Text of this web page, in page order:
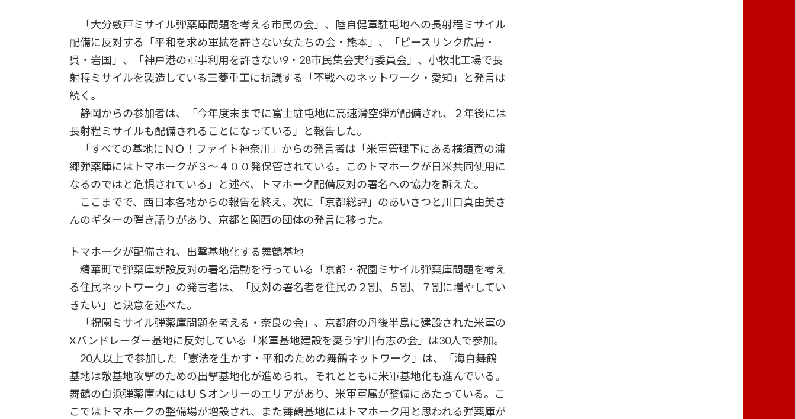
「大分敷戸ミサイル弾薬庫問題を考える市民の会」、陸自健軍駐屯地への長射程ミサイル
配備に反対する「平和を求め軍拡を許さない女たちの会・熊本」、「ピースリンク広島・
呉・岩国」、「神戸港の軍事利用を許さない9・28市民集会実行委員会」、小牧北工場で長
射程ミサイルを製造している三菱重工に抗議する「不戦へのネットワーク・愛知」と発言は
続く。
静岡からの参加者は、「今年度末までに富士駐屯地に高速滑空弾が配備され、２年後には
長射程ミサイルも配備されることになっている」と報告した。
「すべての基地にＮＯ！ファイト神奈川」からの発言者は「米軍管理下にある横須賀の浦
郷弾薬庫にはトマホークが３～４００発保管されている。このトマホークが日米共同使用に
なるのではと危惧されている」と述べ、トマホーク配備反対の署名への協力を訴えた。
ここまでで、西日本各地からの報告を終え、次に「京都総評」のあいさつと川口真由美さ
んのギターの弾き語りがあり、京都と関西の団体の発言に移った。
トマホークが配備され、出撃基地化する舞鶴基地
精華町で弾薬庫新設反対の署名活動を行っている「京都・祝園ミサイル弾薬庫問題を考え
る住民ネットワーク」の発言者は、「反対の署名者を住民の２割、５割、７割に増やしてい
きたい」と決意を述べた。
「祝園ミサイル弾薬庫問題を考える・奈良の会」、京都府の丹後半島に建設された米軍の
Xバンドレーダー基地に反対している「米軍基地建設を憂う宇川有志の会」は30人で参加。
20人以上で参加した「憲法を生かす・平和のための舞鶴ネットワーク」は、「海自舞鶴
基地は敵基地攻撃のための出撃基地化が進められ、それとともに米軍基地化も進んでいる。
舞鶴の白浜弾薬庫内にはＵＳオンリーのエリアがあり、米軍軍属が整備にあたっている。こ
こではトマホークの整備場が増設され、また舞鶴基地にはトマホーク用と思われる弾薬庫が